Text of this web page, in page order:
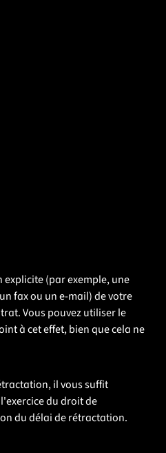
(par exemple, une
fax ou un e-mail) de votre
Vous pouvez utiliser le
à cet effet, bien que cela ne
il vous suffit
du droit de
du délai de rétractation.